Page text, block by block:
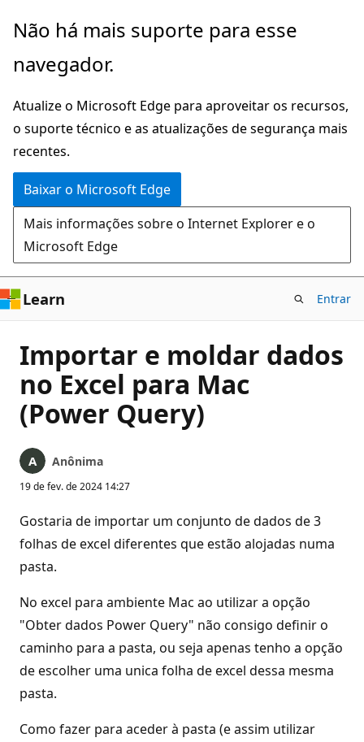
Pular
o
principal
Não há mais suporte para esse
navegador.
Atualize o Microsoft Edge para aproveitar os recursos,
o suporte técnico e as atualizações de segurança mais
recentes.
Baixar o Microsoft Edge
Mais informações sobre o Internet Explorer e o
Microsoft Edge
Learn Entrar
Importar e moldar dados
no Excel para Mac
(Power Query)
Anônima
19 de fev. de 2024 14:27
Gostaria de importar um conjunto de dados de 3
folhas de excel diferentes que estão alojadas numa
pasta.
No excel para ambiente Mac ao utilizar a opção
"Obter dados Power Query" não consigo definir o
caminho para a pasta, ou seja apenas tenho a opção
de escolher uma unica folha de excel dessa mesma
pasta.
Como fazer para aceder à pasta (e assim utilizar